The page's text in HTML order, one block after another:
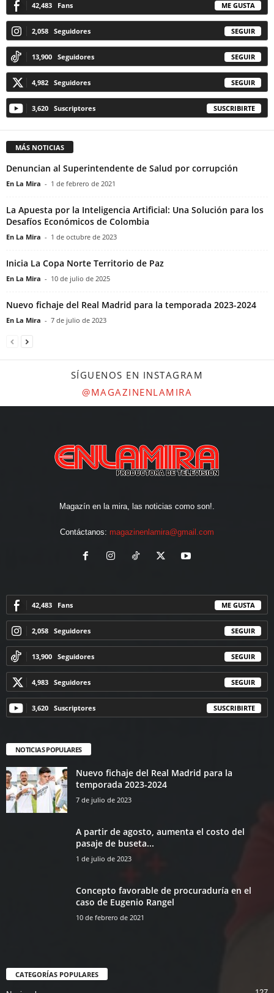
42,483 Fans ME GUSTA
2,058 Seguidores SEGUIR
13,900 Seguidores SEGUIR
4,982 Seguidores SEGUIR
3,620 Suscriptores SUSCRIBIRTE
MÁS NOTICIAS
Denuncian al Superintendente de Salud por corrupción
En La Mira - 1 de febrero de 2021
La Apuesta por la Inteligencia Artificial: Una Solución para los
Desafíos Económicos de Colombia
En La Mira - 1 de octubre de 2023
Inicia La Copa Norte Territorio de Paz
En La Mira - 10 de julio de 2025
Nuevo fichaje del Real Madrid para la temporada 2023-2024
En La Mira - 7 de julio de 2023
SÍGUENOS EN INSTAGRAM
@MAGAZINENLAMIRA
Magazín en la mira, las noticias como son!.
Contáctanos: magazinenlamira@gmail.com
42,483 Fans ME GUSTA
2,058 Seguidores SEGUIR
13,900 Seguidores SEGUIR
4,983 Seguidores SEGUIR
3,620 Suscriptores SUSCRIBIRTE
NOTICIAS POPULARES
Nuevo fichaje del Real Madrid para la
temporada 2023-2024
7 de julio de 2023
A partir de agosto, aumenta el costo del
pasaje de buseta...
1 de julio de 2023
Concepto favorable de procuraduría en el
caso de Eugenio Rangel
10 de febrero de 2021
CATEGORÍAS POPULARES